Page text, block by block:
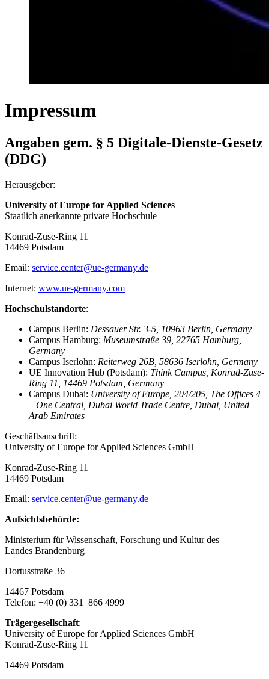
Impressum
Angaben gem. § 5 Digitale-Dienste-Gesetz
(DDG)
Herausgeber:
University of Europe for Applied Sciences
Staatlich anerkannte private Hochschule
Konrad-Zuse-Ring 11
14469 Potsdam
Email: service.center@ue-germany.de
Internet: www.ue-germany.com
Hochschulstandorte:
Campus Berlin: Dessauer Str. 3-5, 10963 Berlin, Germany
Campus Hamburg: Museumstraße 39, 22765 Hamburg,
Germany
Campus Iserlohn: Reiterweg 26B, 58636 Iserlohn, Germany
UE Innovation Hub (Potsdam): Think Campus, Konrad-Zuse-
Ring 11, 14469 Potsdam, Germany
Campus Dubai: University of Europe, 204/205, The Offices 4
– One Central, Dubai World Trade Centre, Dubai, United
Arab Emirates
Geschäftsanschrift:
University of Europe for Applied Sciences GmbH
Konrad-Zuse-Ring 11
14469 Potsdam
Email: service.center@ue-germany.de
Aufsichtsbehörde:
Ministerium für Wissenschaft, Forschung und Kultur des
Landes Brandenburg
Dortusstraße 36
14467 Potsdam
Telefon: +40 (0) 331 866 4999
Trägergesellschaft:
University of Europe for Applied Sciences GmbH
Konrad-Zuse-Ring 11
14469 Potsdam